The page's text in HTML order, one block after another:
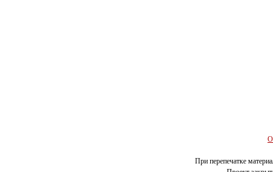
О
При перепечатке